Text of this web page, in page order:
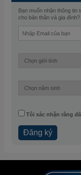
Bạn muốn nhận thông
cho bản thân và gia đình?
Tôi xác nhận rằng